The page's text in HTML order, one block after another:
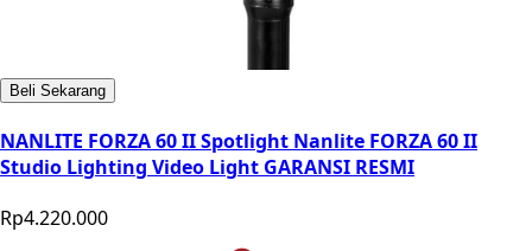
Beli Sekarang
NANLITE FORZA 60 II Spotlight Nanlite FORZA 60 II
Studio Lighting Video Light GARANSI RESMI
Rp4.220.000